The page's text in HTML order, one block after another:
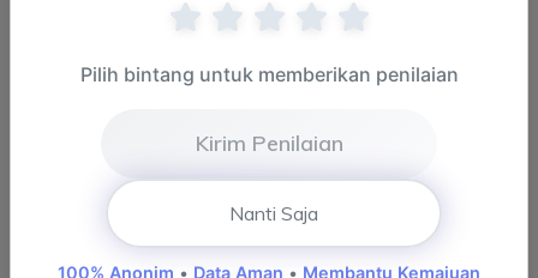
masyarakat yang membutuhkan di sekitar lingkungan
Pilih bintang untuk memberikan penilaian
Kirim Penilaian
Nanti Saja
100% Anonim • Data Aman • Membantu Kemajuan